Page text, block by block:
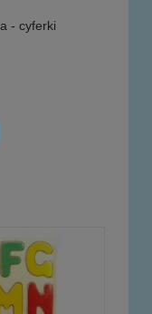
- cyferki